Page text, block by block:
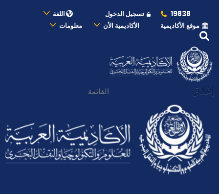
19838 تسجيل الدخول
اللغة
موقع الأكاديمية
الأكاديمية الأن معلومات
إغلاق القائمة